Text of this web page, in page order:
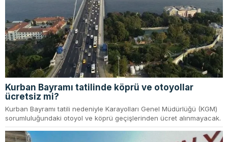
Kurban Bayramı tatilinde köprü ve otoyollar
ücretsiz mi?
Kurban Bayramı tatili nedeniyle Karayolları Genel Müdürlüğü (KGM)
sorumluluğundaki otoyol ve köprü geçişlerinden ücret alınmayacak.